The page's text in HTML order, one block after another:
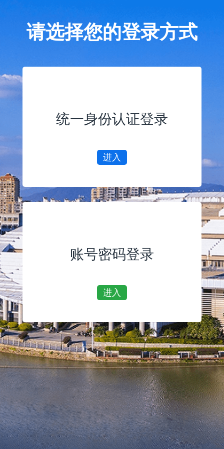
请选择您的登录方式
统一身份认证登录
进入
账号密码登录
进入